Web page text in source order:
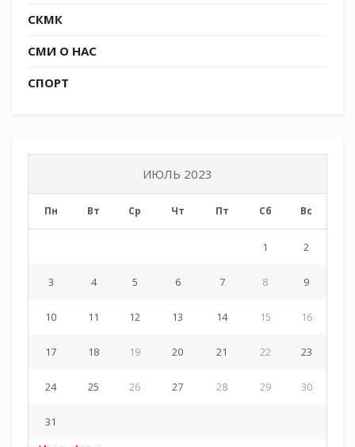
СКМК
СМИ О НАС
СПОРТ
ИЮЛЬ 2023
Пн Вт Ср Чт Пт Сб Вс
1 2
3 4 5 6 7 8 9
10 11 12 13 14 15 16
17 18 19 20 21 22 23
24 25 26 27 28 29 30
31